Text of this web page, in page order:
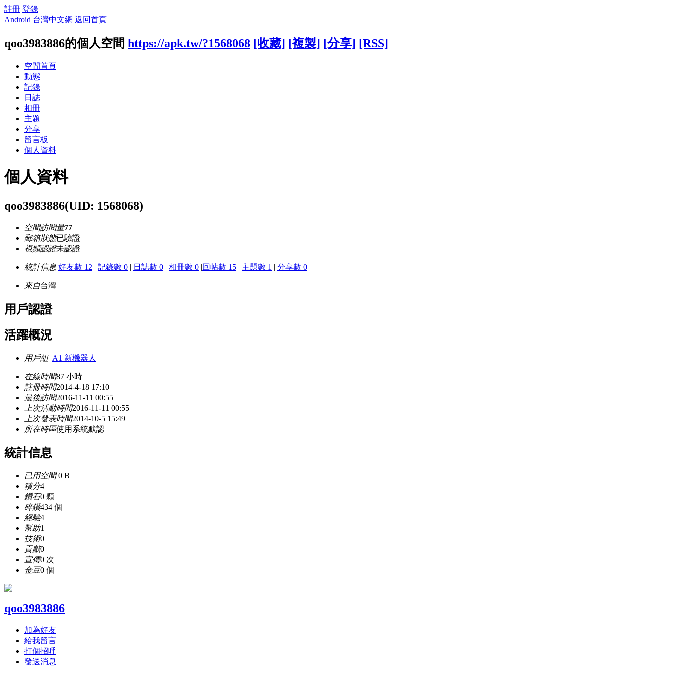
註冊 登錄
Android 台灣中文網 返回首頁
qoo3983886的個人空間 https://apk.tw/?1568068 [收藏] [複製] [分享] [RSS]
空間首頁
動態
記錄
日誌
相冊
主題
分享
留言板
個人資料
個人資料
qoo3983886(UID: 1568068)
空間訪問量77
郵箱狀態已驗證
視頻認證未認證
統計信息 好友數 12 | 記錄數 0 | 日誌數 0 | 相冊數 0 |回帖數 15 | 主題數 1 | 分享數 0
來自台灣
用戶認證
活躍概況
用戶組 A1 新機器人
在線時間87 小時
註冊時間2014-4-18 17:10
最後訪問2016-11-11 00:55
上次活動時間2016-11-11 00:55
上次發表時間2014-10-5 15:49
所在時區使用系統默認
統計信息
已用空間0 B
積分4
鑽石0 顆
碎鑽434 個
經驗4
幫助1
技術0
貢獻0
宣傳0 次
金豆0 個
qoo3983886
加為好友
給我留言
打個招呼
發送消息